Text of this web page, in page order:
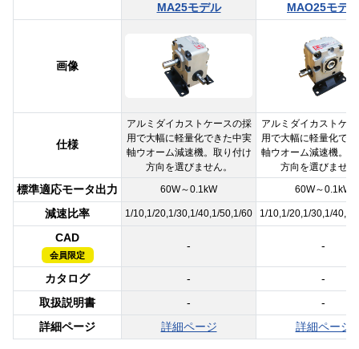
MA25モデル MAO25モデル
画像
仕様
アルミダイカストケースの採
用で大幅に軽量化できた中実
軸ウオーム減速機。取り付け
方向を選びません。
アルミダイカストケ
用で大幅に軽量化で
軸ウオーム減速機。
方向を選びません
標準適応モータ出力 60W～0.1kW 60W～0.1kW
減速比率 1/10,1/20,1/30,1/40,1/50,1/60 1/10,1/20,1/30,1/40,1/
CAD
会員限定
- -
カタログ -
-
取扱説明書
-
-
詳細ページ
詳細ページ 詳細ページ